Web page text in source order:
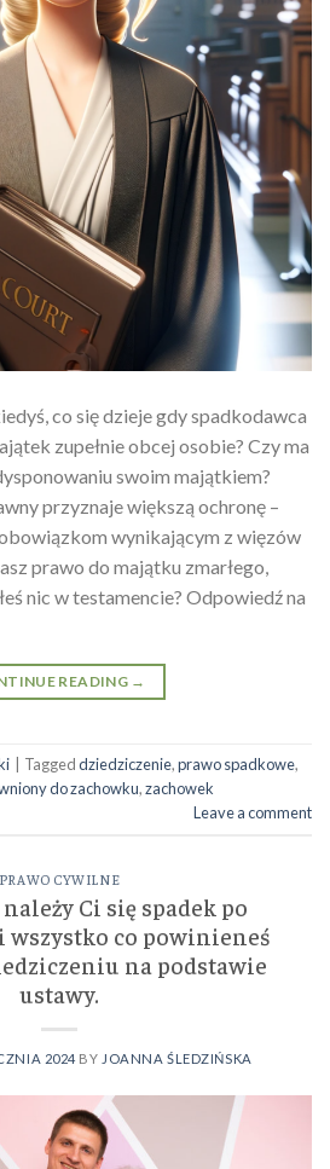
co się dzieje gdy spadkodawca
zupełnie obcej osobie? Czy ma
swoim majątkiem?
przyznaje większą ochronę –
wynikającym z więzów
prawo do majątku zmarłego,
nic w testamencie? Odpowiedź na
READING →
Taggeddziedziczenie,prawo spadkowe,
do zachowku,zachowek
Leave a comment
PRAWO CYWILNE
Ci się spadek po
wszystko co powinieneś
na podstawie
ustawy.
2024 BY JOANNA ŚLEDZIŃSKA